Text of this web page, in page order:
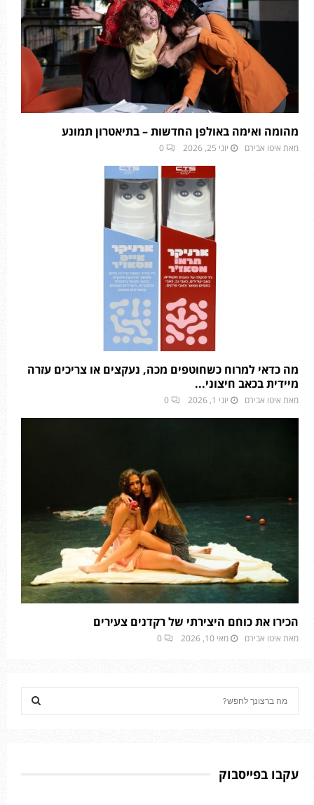
מהומה ואימה באולפן החדשות – בתיאטרון תמונע
מאת איטו אבירם יוני 25, 2026 0
מה כדאי למרוח כשחוטפים מכה, נעקצים או צריכים עזרה
מיידית בכאב חיצוני...
מאת איטו אבירם יוני 1, 2026 0
הכירו את כוחם היצירתי של רקדנים צעירים
מאת איטו אבירם מאי 10, 2026 0
h
f
עקבו בפייסבוק